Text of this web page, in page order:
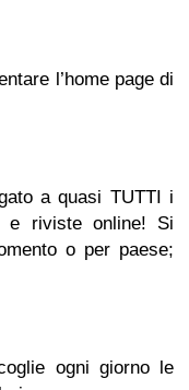
l’home page di
a quasi TUTTI i
e riviste online! Si
o per paese;
ogni giorno le